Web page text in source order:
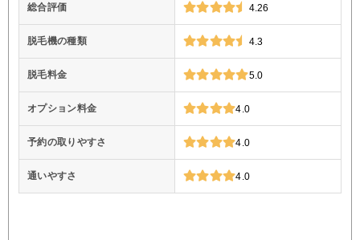
総合評価 4.26
脱毛機の種類 4.3
脱毛料金 5.0
オプション料金 4.0
予約の取りやすさ 4.0
通いやすさ 4.0